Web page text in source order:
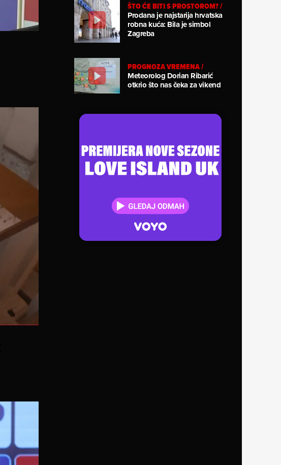
ŠTO ĆE BITI S PROSTOROM?/
Prodana je najstarija hrvatska
robna kuća: Bila je simbol
Zagreba
PROGNOZA VREMENA/
Meteorolog Dorian Ribarić
otkrio što nas čeka za vikend